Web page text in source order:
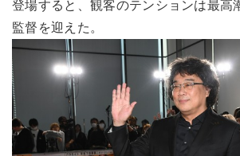
登場すると、観客のテンションは最高
監督を迎えた。